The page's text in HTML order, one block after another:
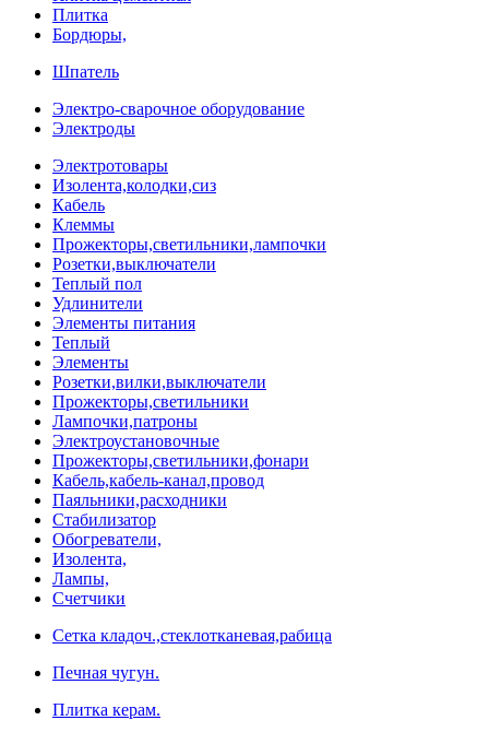
Плитка
Бордюры,
Шпатель
Электро-сварочное оборудование
Электроды
Электротовары
Изолента,колодки,сиз
Кабель
Клеммы
Прожекторы,светильники,лампочки
Розетки,выключатели
Теплый пол
Удлинители
Элементы питания
Теплый
Элементы
Розетки,вилки,выключатели
Прожекторы,светильники
Лампочки,патроны
Электроустановочные
Прожекторы,светильники,фонари
Кабель,кабель-канал,провод
Паяльники,расходники
Стабилизатор
Обогреватели,
Изолента,
Лампы,
Счетчики
Сетка кладоч.,стеклотканевая,рабица
Печная чугун.
Плитка керам.